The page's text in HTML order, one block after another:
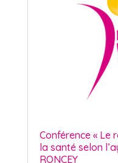
Conférence « Le
la santé selon
RONCEY